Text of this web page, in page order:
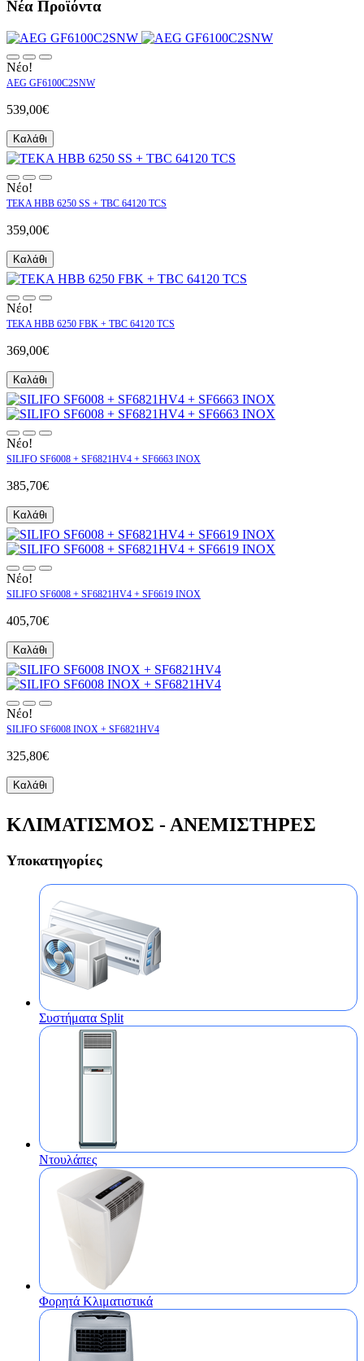
Νέα Προϊόντα
Νέο!
AEG GF6100C2SNW
539,00€
Καλάθι
Νέο!
TEKA HBB 6250 SS + TBC 64120 TCS
359,00€
Καλάθι
Νέο!
TEKA HBB 6250 FBK + TBC 64120 TCS
369,00€
Καλάθι
Νέο!
SILIFO SF6008 + SF6821HV4 + SF6663 INOX
385,70€
Καλάθι
Νέο!
SILIFO SF6008 + SF6821HV4 + SF6619 INOX
405,70€
Καλάθι
Νέο!
SILIFO SF6008 INOX + SF6821HV4
325,80€
Καλάθι
ΚΛΙΜΑΤΙΣΜΟΣ - ΑΝΕΜΙΣΤΗΡΕΣ
Υποκατηγορίες
Συστήματα Split
Ντουλάπες
Φορητά Κλιματιστικά